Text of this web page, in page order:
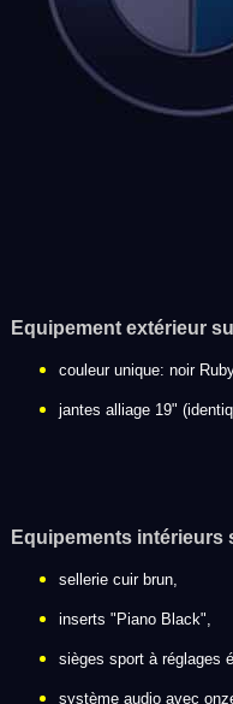
Equipement extérieur
couleur unique: noir
jantes alliage 19"
Equipements intérieurs
sellerie cuir brun,
inserts "Piano Black",
sièges sport à réglages
système audio avec